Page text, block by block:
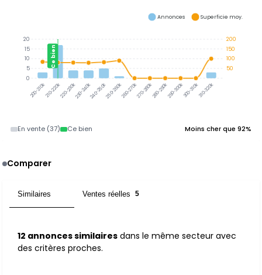
200-210k210-220k220-230k230-240k240-250k250-260k260-270k270-280k280-290k290-300k300-310k310-320k
Ce bien
200
150
100
50
20
15
10
5
0
Annonces Superficie moy.
En vente (37) Ce bien Moins cher que 92%
Comparer
Similaires Ventes réelles 5
12 annonces similaires dans le même secteur avec
des critères proches.